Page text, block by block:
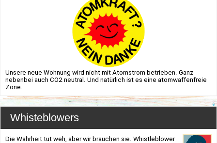
Unsere neue Wohnung wird nicht mit Atomstrom betrieben. Ganz
nebenbei auch CO2 neutral. Und natürlich ist es eine atomwaffenfreie
Zone.
Whisteblowers
Die Wahrheit tut weh, aber wir brauchen sie. Whistleblower